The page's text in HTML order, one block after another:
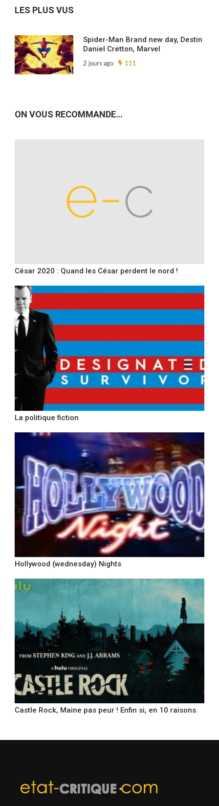
LES PLUS VUS
Spider-Man Brand new day, Destin
Daniel Cretton, Marvel
2 jours ago 111
ON VOUS RECOMMANDE…
César 2020 : Quand les César perdent le nord !
La politique fiction
Hollywood (wednesday) Nights
Castle Rock, Maine pas peur ! Enfin si, en 10 raisons.